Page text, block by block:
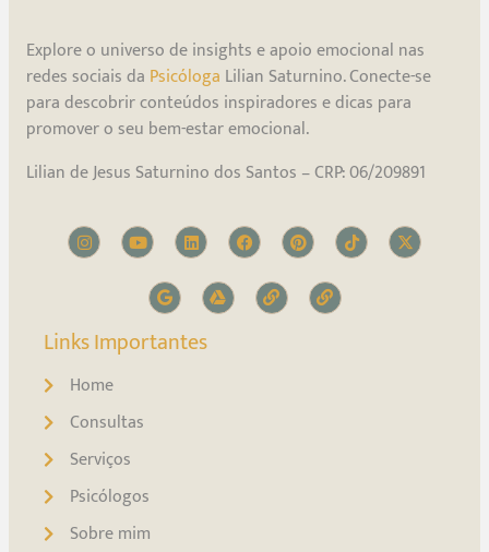
Explore o universo de insights e apoio emocional nas
redes sociais da Psicóloga Lilian Saturnino. Conecte-se
para descobrir conteúdos inspiradores e dicas para
promover o seu bem-estar emocional.
Lilian de Jesus Saturnino dos Santos – CRP: 06/209891
Links Importantes
Home
Consultas
Serviços
Psicólogos
Sobre mim